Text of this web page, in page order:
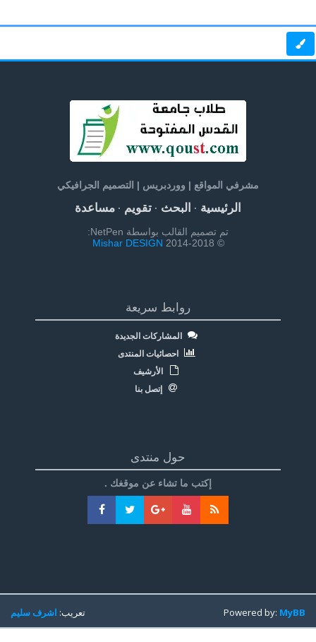
مشرفي المواقع | ووردبريس | التصميم الجرافيكي
الرئيسية· البحث· تقويم· مساعدة
تم تصميم القالب بواسطة NetPen:
© 2014-2018
Mishar DESIGN
روابط سريعة
المشاركات الجديدة
احصائيات المنتدى
الأرشيف
إتصل بنا
حول منتدى
إكتب ما تشاء عن موقغك .
تعريب:اشرف سليم Powered by:MyBB